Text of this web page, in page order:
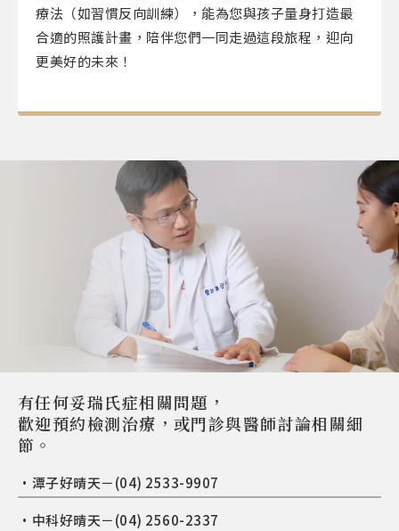
療法（如習慣反向訓練），能為您與孩子量身打造最
合適的照護計畫，陪伴您們一同走過這段旅程，迎向
更美好的未來！
有任何妥瑞氏症相關問題，
歡迎預約檢測治療，或門診與醫師討論相關細
節。
•潭子好晴天－(04) 2533-9907
•中科好晴天－(04) 2560-2337